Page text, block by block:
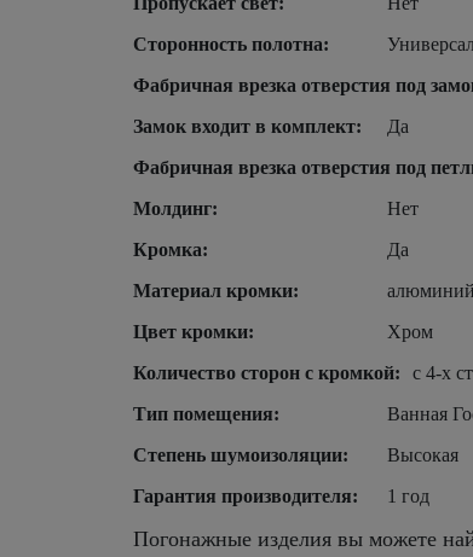
Сторонность полотна:
Фабричная врезка отверстия под
Замок входит в комплект:
Да
Фабричная врезка отверстия под
Молдинг:
Нет
Кромка:
Да
Материал кромки:
алюминий
Цвет кромки:
Хром
Количество сторон с кромкой:
с 4-х
Тип помещения:
Ванная
Степень шумоизоляции:
Высокая
Гарантия производителя:
1 год
Погонажные изделия вы можете